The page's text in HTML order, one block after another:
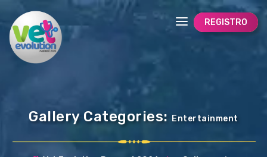
REGISTRO
Gallery Categories: Entertainment